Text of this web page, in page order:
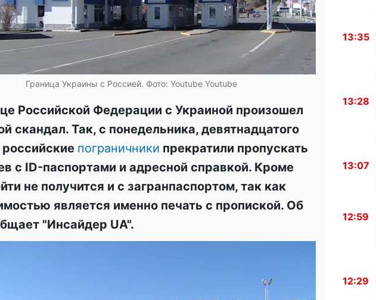
Граница Украины с Россией. Фото: Youtube Youtube
Российской Федерации с Украиной произошел
скандал. Так, с понедельника, девятнадцатого
пограничники прекратили пропускать
с ID-паспортами и адресной справкой. Кроме
не получится и с загранпаспортом, так как
является именно печать с пропиской. Об
"Инсайдер UA".
13:35
13:28
13:07
12:59
12:29